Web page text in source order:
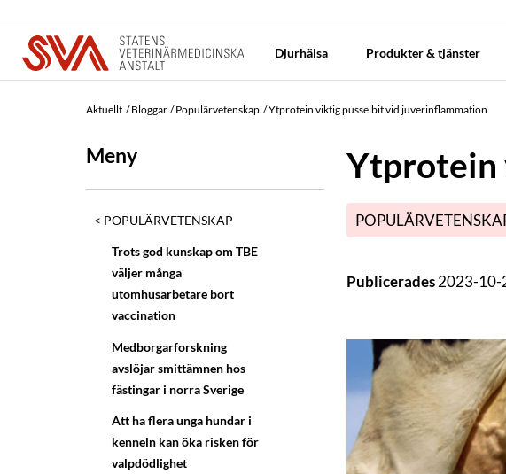
Djurhälsa Produkter & tjänster
Aktuellt Bloggar Populärvetenskap Ytprotein viktig pusselbit vid juverinflammation
Meny
POPULÄRVETENSKAP
Trots god kunskap om TBE
väljer många
utomhusarbetare bort
vaccination
Medborgarforskning
avslöjar smittämnen hos
fästingar i norra Sverige
Att ha flera unga hundar i
kenneln kan öka risken för
valpdödlighet
Ytprotein
Publicerades2023-10-